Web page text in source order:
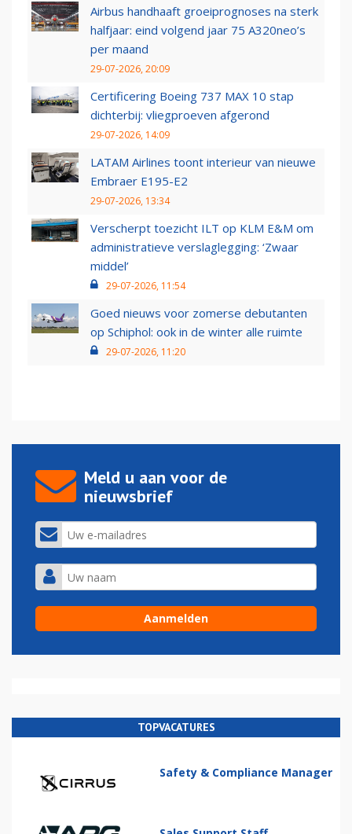
Airbus handhaaft groeiprognoses na sterk
halfjaar: eind volgend jaar 75 A320neo’s
per maand
29-07-2026, 20:09
Certificering Boeing 737 MAX 10 stap
dichterbij: vliegproeven afgerond
29-07-2026, 14:09
LATAM Airlines toont interieur van nieuwe
Embraer E195-E2
29-07-2026, 13:34
Verscherpt toezicht ILT op KLM E&M om
administratieve verslaglegging: ‘Zwaar
middel’
29-07-2026, 11:54
Goed nieuws voor zomerse debutanten
op Schiphol: ook in de winter alle ruimte
29-07-2026, 11:20
Meld u aan voor de
nieuwsbrief
TOPVACATURES
Safety & Compliance Manager